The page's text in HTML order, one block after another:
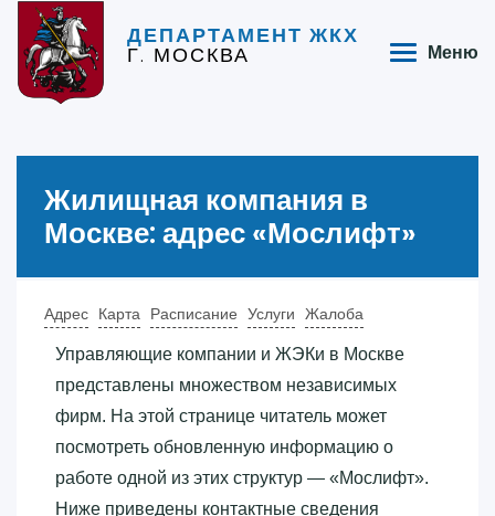
ДЕПАРТАМЕНТ ЖКХ
Г. МОСКВА Меню
Жилищная компания в
Москве: адрес «‎Мослифт»‎
Адрес Карта Расписание Услуги Жалоба
Управляющие компании и ЖЭКи в Москве
представлены множеством независимых
фирм. На этой странице читатель может
посмотреть обновленную информацию о
работе одной из этих структур — «‎Мослифт»‎.
Ниже приведены контактные сведения